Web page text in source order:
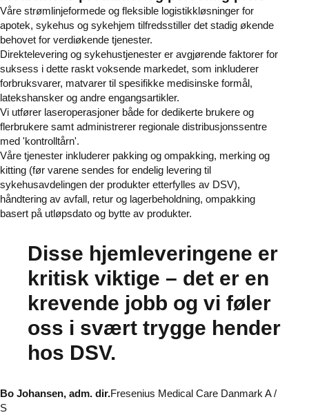
Våre strømlinjeformede og fleksible logistikkløsninger for
apotek, sykehus og sykehjem tilfredsstiller det stadig økende
behovet for verdiøkende tjenester.
Direktelevering og sykehustjenester er avgjørende faktorer for
suksess i dette raskt voksende markedet, som inkluderer
forbruksvarer, matvarer til spesifikke medisinske formål,
latekshansker og andre engangsartikler.
Vi utfører laseroperasjoner både for dedikerte brukere og
flerbrukere samt administrerer regionale distribusjonssentre
med 'kontrolltårn'.
Våre tjenester inkluderer pakking og ompakking, merking og
kitting (før varene sendes for endelig levering til
sykehusavdelingen der produkter etterfylles av DSV),
håndtering av avfall, retur og lagerbeholdning, ompakking
basert på utløpsdato og bytte av produkter.
Disse hjemleveringene er
kritisk viktige – det er en
krevende jobb og vi føler
oss i svært trygge hender
hos DSV.
Bo Johansen, adm. dir.Fresenius Medical Care Danmark A /
S